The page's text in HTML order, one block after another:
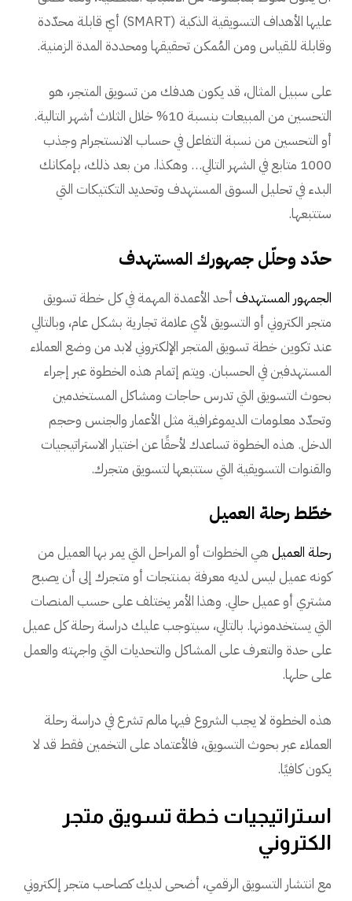
عليها الأهداف التسويقية الذكية (SMART) أيّ قابلة محدّدة
وقابلة للقياس ومن المُمكن تحقيقها ومحددة المدة الزمنية.
على سبيل المثال، قد يكون هدفك من تسويق المتجر، هو
التحسين من المبيعات بنسبة 10% خلال الثلاث أشهر التالية.
أو التحسين من نسبة التفاعل في حساب الانستجرام وجذب
1000 متابع في الشهر التالي… وهكذا. من بعد ذلك، بإمكانك
البدء في تحليل السوق المستهدف وتحديد التكتيكات التي
ستتبعها.
حدّد وحلّل جمهورك المستهدف
الجمهور المستهدف أحد الأعمدة المهمة في كل خطة تسويق
متجر الكتروني أو التسويق لأي علامة تجارية بشكل عام، وبالتالي
عند تكوين خطة تسويق المتجر الإلكتروني لابد من وضع العملاء
المستهدفين في الحسبان. ويتم إتمام هذه الخطوة عبر إجراء
بحوث التسويق التي تدرس حاجات ومشاكل المستخدمين
وتحدّد معلومات الديموغرافية مثل الأعمار والجنس وحجم
الدخل. هذه الخطوة تساعدك لأحقًا عن اختيار الاستراتيجيات
والقنوات التسويقية التي ستتبعها لتسويق متجرك.
خطّط رحلة العميل
رحلة العميل هي الخطوات أو المراحل التي يمر بها العميل من
كونه عميل ليس لديه معرفة بمنتجات أو متجرك إلى أن يصبح
مشتري أو عميل حالي. وهذا الأمر يختلف على حسب المنصات
التي يستخدمونها. بالتالي، سيتوجب عليك دراسة رحلة كل عميل
على حدة والتعرف على المشاكل والتحديات التي واجهته والعمل
على حلها.
هذه الخطوة لا يجب الشروع فيها مالم تشرع في دراسة رحلة
العملاء عبر بحوث التسويق، فالأعتماد على التخمين فقط قد لا
يكون كافيًا.
استراتيجيات خطة تسويق متجر
الكتروني
مع انتشار التسويق الرقمي، أضحى لديك كصاحب متجر إلكتروني